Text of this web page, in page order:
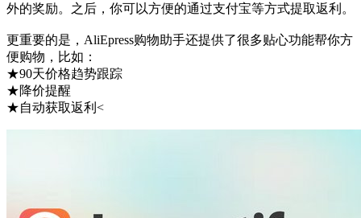
外的奖励。之后，你可以方便的通过支付宝等方式提取返利。
更重要的是，AliEpress购物助手还提供了很多贴心功能帮你方
便购物，比如：
★90天价格趋势跟踪
★降价提醒
★自动获取返利<